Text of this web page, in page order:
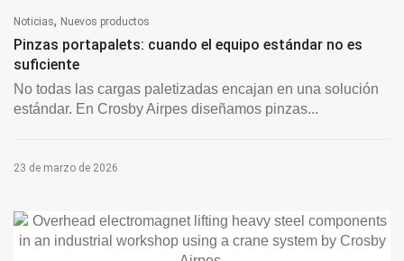
Noticias, Nuevos productos
Pinzas portapalets: cuando el equipo estándar no es
suficiente
No todas las cargas paletizadas encajan en una solución
estándar. En Crosby Airpes diseñamos pinzas...
23 de marzo de 2026